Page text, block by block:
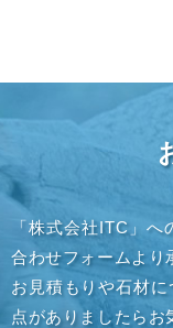
「株式会社ITC」
合わせフォームより
お見積もりや石材
点がありましたらお